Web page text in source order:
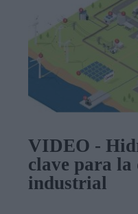
VIDEO -
clave para la
industrial